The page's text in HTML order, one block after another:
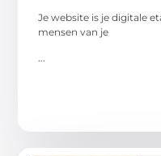
Je website is je digitale
mensen van je
...